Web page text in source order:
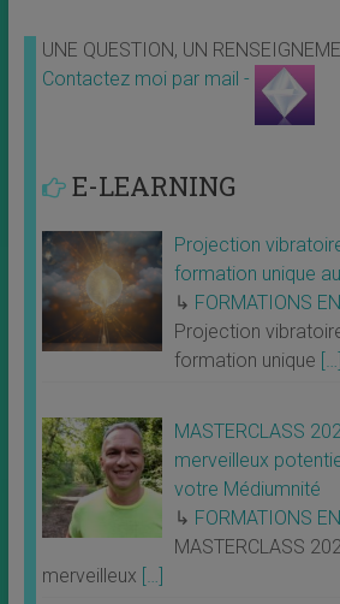
UNE QUESTION, UN
Contactez moi par mail -
E-LEARNING
Projection
formation unique
↳ FORMATIONS
Projection
formation unique […]
MASTERCLASS
merveilleux
votre Médiumnité
↳ FORMATIONS
MASTERCLASS
merveilleux […]